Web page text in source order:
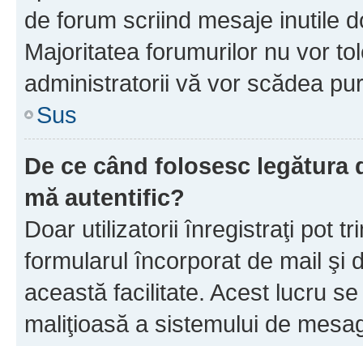
de forum scriind mesaje inutile
Majoritatea forumurilor nu vor
administratorii vă vor scădea
Sus
De ce când folosesc
mă autentific?
Doar utilizatorii înregistraţi pot
formularul încorporat de mail şi
această facilitate. Acest lucru
maliţioasă a sistemului de